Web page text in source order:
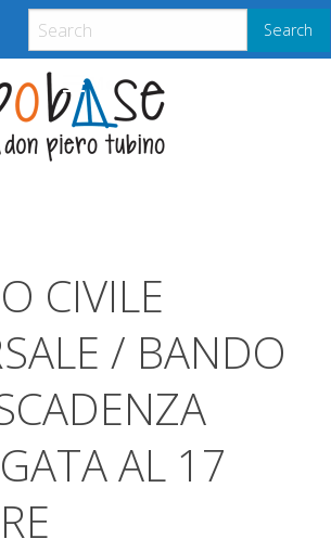
Search
Menu
CIVILE
/ BANDO
AL 17